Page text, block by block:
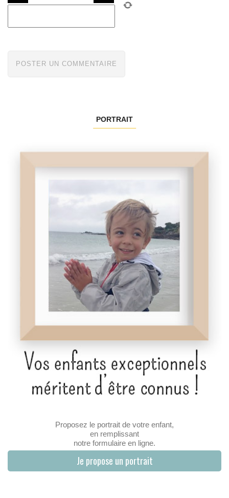
PORTRAIT
Proposez le portrait de votre enfant,
en remplissant
notre formulaire en ligne.
Je propose un portrait